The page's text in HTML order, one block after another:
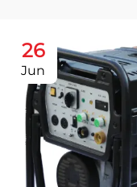
26
Jun